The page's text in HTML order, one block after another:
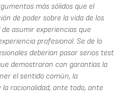
más sólidos que el
de poder sobre la vida de los
asumir experiencias que
profesional. Se de lo
deberían pasar serios test
demostraran con garantías la
el sentido común, la
la racionalidad, ante todo, ante